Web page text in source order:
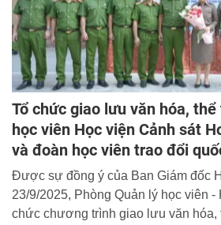
Tổ chức giao lưu văn hóa,
học viên Học viện Cảnh sát
và đoàn học viên trao đổi
Được sự đồng ý của Ban Giám đốc
23/9/2025, Phòng Quản lý học viên
chức chương trình giao lưu văn hóa,